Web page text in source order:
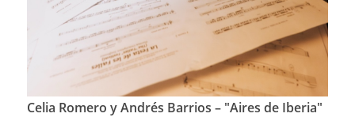
Celia Romero y Andrés Barrios – "Aires de Iberia"